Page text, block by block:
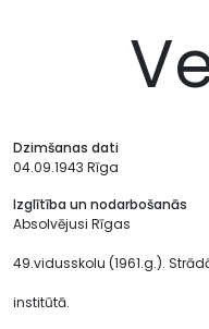
Dzimšanas dati
04.09.1943 Rīga
Izglītība un nodarbošanās
Absolvējusi Rīgas
49.vidusskolu (1961.g.).
institūtā.